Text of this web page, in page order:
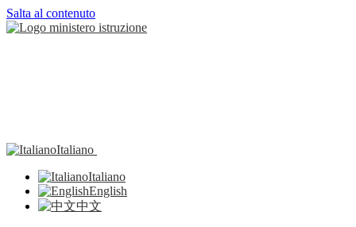
Salta al contenuto
Italiano
Italiano
English
中文